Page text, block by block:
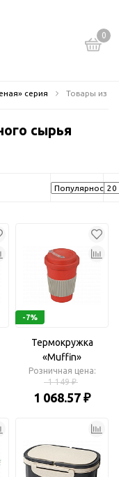
0
серия Товары из
сырья
-7%
Термокружка
«Muffin»
Розничная цена:
1 149 ₽
1 068.57 ₽